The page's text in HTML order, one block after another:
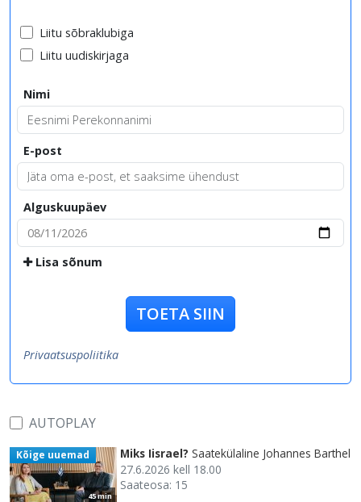
Liitu sõbraklubiga
Liitu uudiskirjaga
Nimi
E-post
Alguskuupäev
Lisa sõnum
TOETA SIIN
Privaatsuspoliitika
AUTOPLAY
45 min
Kõige uuemad Miks Iisrael? Saatekülaline Johannes Barthel
27.6.2026 kell 18.00
Saateosa: 15